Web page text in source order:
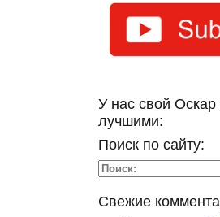
У нас свой
лучшими:
Поиск по сайту:
Свежие